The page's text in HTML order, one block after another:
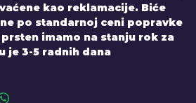
kao reklamacije. Biće
po standarnoj ceni popravke
imamo na stanju rok za
je 3-5 radnih dana